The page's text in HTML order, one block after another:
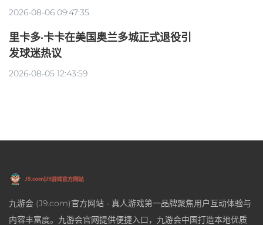
2026-08-06 09:47:35
里卡多·卡卡在美国奥兰多城正式退役引
发球迷热议
2026-08-05 12:43:59
九游会 (J9.com)官方网站 - 真人游戏第一品牌聚焦用户互动体验与
内容丰富度。九游会官网提供便捷入口，九游会中国打造本地优质